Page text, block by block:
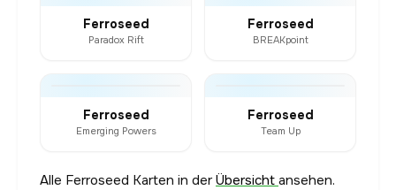
Ferroseed
Paradox Rift
Ferroseed
BREAKpoint
Ferroseed
Emerging Powers
Ferroseed
Team Up
Alle Ferroseed Karten in derÜbersicht ansehen.